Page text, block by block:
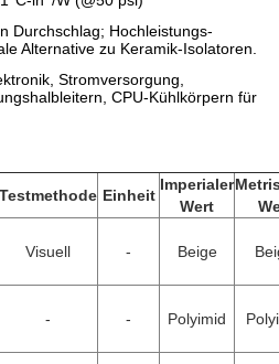
Durchschlag; Hochleistungs-
Alternative zu Keramik-Isolatoren.
Stromversorgung,
CPU-Kühlkörpern für
Testmethode Einheit
Imperialer
Wert
Visuell - Beige
- - Polyimid